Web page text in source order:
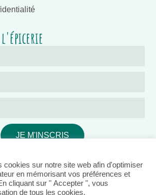
JE M'INSCRIS
cookies sur notre site web afin d'optimiser
en mémorisant vos préférences et
cliquant sur " Accepter ", vous
de tous les cookies.